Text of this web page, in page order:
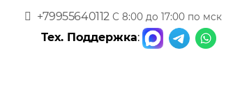
+79955640112 С 8:00 до 17:00 по мск
Тех. Поддержка: